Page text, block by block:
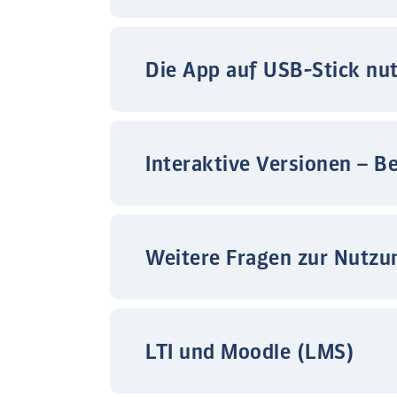
Die App auf USB-Stick
Interaktive Versionen –
Weitere Fragen zur
LTI und Moodle (LMS)